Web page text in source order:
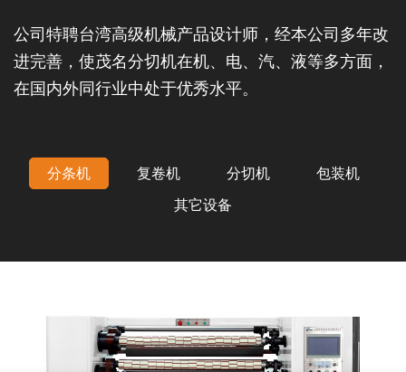
公司特聘台湾高级机械产品设计师，经本公司多年改
进完善，使茂名分切机在机、电、汽、液等多方面，
在国内外同行业中处于优秀水平。
分条机 复卷机 分切机
包装机
其它设备